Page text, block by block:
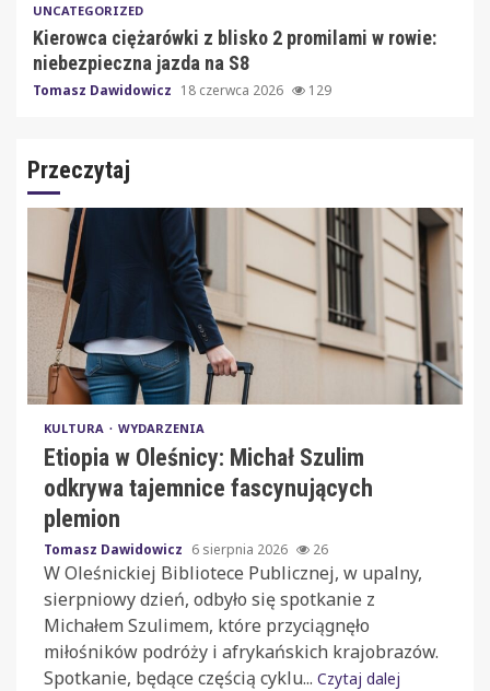
UNCATEGORIZED
Kierowca ciężarówki z blisko 2 promilami w rowie:
niebezpieczna jazda na S8
Tomasz Dawidowicz 18 czerwca 2026 129
Przeczytaj
KULTURA WYDARZENIA
Etiopia w Oleśnicy: Michał Szulim
odkrywa tajemnice fascynujących
plemion
Tomasz Dawidowicz 6 sierpnia 2026 26
W Oleśnickiej Bibliotece Publicznej, w upalny,
sierpniowy dzień, odbyło się spotkanie z
Michałem Szulimem, które przyciągnęło
miłośników podróży i afrykańskich krajobrazów.
Spotkanie, będące częścią cyklu... Czytaj dalej